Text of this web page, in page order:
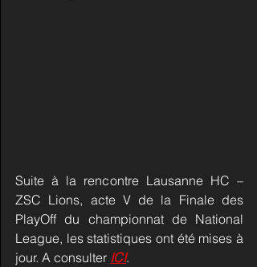
Suite à la rencontre Lausanne HC –
ZSC Lions, acte V de la Finale des
PlayOff du championnat de National
League, les statistiques ont été mises à
jour. A consulter ICI.